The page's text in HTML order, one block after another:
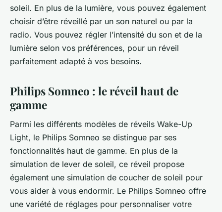
soleil. En plus de la lumière, vous pouvez également
choisir d’être réveillé par un son naturel ou par la
radio. Vous pouvez régler l’intensité du son et de la
lumière selon vos préférences, pour un réveil
parfaitement adapté à vos besoins.
Philips Somneo : le réveil haut de
gamme
Parmi les différents modèles de réveils Wake-Up
Light, le Philips Somneo se distingue par ses
fonctionnalités haut de gamme. En plus de la
simulation de lever de soleil, ce réveil propose
également une simulation de coucher de soleil pour
vous aider à vous endormir. Le Philips Somneo offre
une variété de réglages pour personnaliser votre